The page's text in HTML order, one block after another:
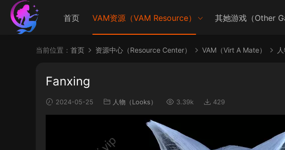
首页 VAM资源（VAM Resource） 其她游戏（Other
当前位置： 首页 资源中心（Resource Center） VAM（Virt A Mate）
Fanxing
2024-05-25 人物（Looks） 3.39k 429